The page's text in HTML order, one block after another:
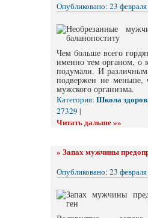
Опубликовано: 23
Чем больше всего
именно тем органом, о
подумали. И
подвержен не меньше,
мужского организма.
Категория: Школа
27329 |
Читать дальше »»
» Запах мужчины
Опубликовано: 23